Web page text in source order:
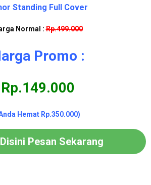
Standing Full Cover
Normal :Rp.499.000
Promo :
Rp.149.000
Hemat Rp.350.000)
Pesan Sekarang